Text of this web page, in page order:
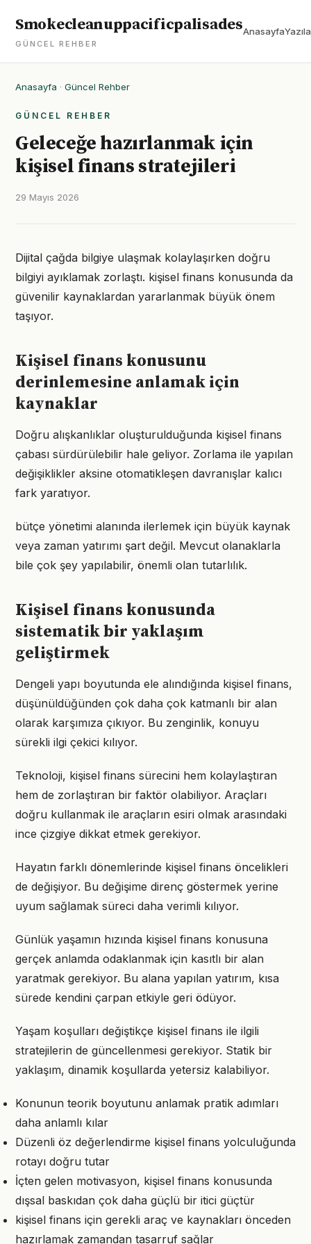
Smokecleanuppacificpalisades
GÜNCEL REHBER
Anasayfa
Anasayfa · Güncel Rehber
GÜNCEL REHBER
Geleceğe hazırlanmak için
kişisel finans stratejileri
29 Mayıs 2026
Dijital çağda bilgiye ulaşmak kolaylaşırken doğru
bilgiyi ayıklamak zorlaştı. kişisel finans konusunda da
güvenilir kaynaklardan yararlanmak büyük önem
taşıyor.
Kişisel finans konusunu
derinlemesine anlamak için
kaynaklar
Doğru alışkanlıklar oluşturulduğunda kişisel finans
çabası sürdürülebilir hale geliyor. Zorlama ile yapılan
değişiklikler aksine otomatikleşen davranışlar kalıcı
fark yaratıyor.
bütçe yönetimi alanında ilerlemek için büyük kaynak
veya zaman yatırımı şart değil. Mevcut olanaklarla
bile çok şey yapılabilir, önemli olan tutarlılık.
Kişisel finans konusunda
sistematik bir yaklaşım
geliştirmek
Dengeli yapı boyutunda ele alındığında kişisel finans,
düşünüldüğünden çok daha çok katmanlı bir alan
olarak karşımıza çıkıyor. Bu zenginlik, konuyu
sürekli ilgi çekici kılıyor.
Teknoloji, kişisel finans sürecini hem kolaylaştıran
hem de zorlaştıran bir faktör olabiliyor. Araçları
doğru kullanmak ile araçların esiri olmak arasındaki
ince çizgiye dikkat etmek gerekiyor.
Hayatın farklı dönemlerinde kişisel finans öncelikleri
de değişiyor. Bu değişime direnç göstermek yerine
uyum sağlamak süreci daha verimli kılıyor.
Günlük yaşamın hızında kişisel finans konusuna
gerçek anlamda odaklanmak için kasıtlı bir alan
yaratmak gerekiyor. Bu alana yapılan yatırım, kısa
sürede kendini çarpan etkiyle geri ödüyor.
Yaşam koşulları değiştikçe kişisel finans ile ilgili
stratejilerin de güncellenmesi gerekiyor. Statik bir
yaklaşım, dinamik koşullarda yetersiz kalabiliyor.
Konunun teorik boyutunu anlamak pratik adımları
daha anlamlı kılar
Düzenli öz değerlendirme kişisel finans yolculuğunda
rotayı doğru tutar
İçten gelen motivasyon, kişisel finans konusunda
dışsal baskıdan çok daha güçlü bir itici güçtür
kişisel finans için gerekli araç ve kaynakları önceden
hazırlamak zamandan tasarruf sağlar